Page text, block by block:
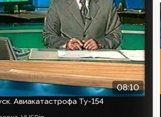
08:10
Авиакатастрофа Ту-154